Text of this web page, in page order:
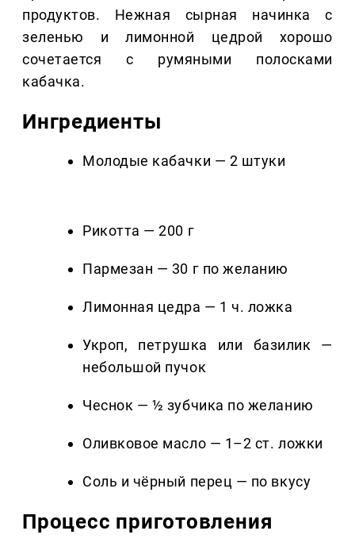
продуктов. Нежная сырная начинка с
зеленью и лимонной цедрой хорошо
сочетается с румяными полосками
кабачка.
Ингредиенты
Молодые кабачки — 2 штуки
Рикотта — 200 г
Пармезан — 30 г по желанию
Лимонная цедра — 1 ч. ложка
Укроп, петрушка или базилик —
небольшой пучок
Чеснок — ½ зубчика по желанию
Оливковое масло — 1–2 ст. ложки
Соль и чёрный перец — по вкусу
Процесс приготовления